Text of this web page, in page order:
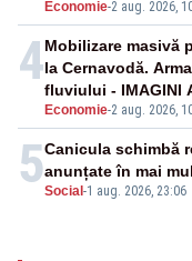
Economie-2 aug. 2026,
4
Economie-2 aug. 2026,
Mobilizare masivă
la Cernavodă.
fluviului - IMAGINI
5Social -1 aug. 2026, 23:06
Canicula schimbă
anunțate în mai